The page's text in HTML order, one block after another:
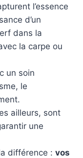
l’essence
d’un
dans la
la carpe ou
un soin
le
ailleurs, sont
une
différence : vos